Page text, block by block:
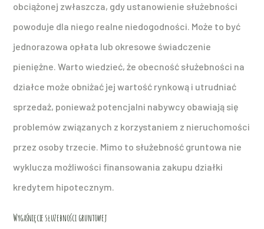
obciążonej zwłaszcza, gdy ustanowienie służebności
powoduje dla niego realne niedogodności. Może to być
jednorazowa opłata lub okresowe świadczenie
pieniężne. Warto wiedzieć, że obecność służebności na
działce może obniżać jej wartość rynkową i utrudniać
sprzedaż, ponieważ potencjalni nabywcy obawiają się
problemów związanych z korzystaniem z nieruchomości
przez osoby trzecie. Mimo to służebność gruntowa nie
wyklucza możliwości finansowania zakupu działki
kredytem hipotecznym.
Wygaśnięcie służebności gruntowej